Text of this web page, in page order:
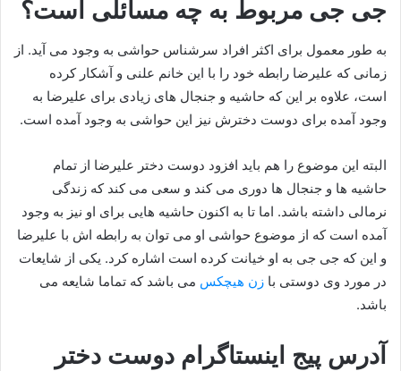
جی جی مربوط به چه مسائلی است؟
به طور معمول برای اکثر افراد سرشناس حواشی به وجود می آید. از
زمانی که علیرضا رابطه خود را با این خانم علنی و آشکار کرده
است، علاوه بر این که حاشیه و جنجال‌ های زیادی برای علیرضا به
وجود آمده برای دوست دخترش نیز این حواشی به وجود آمده است.
البته این موضوع را هم باید افزود دوست دختر علیرضا از تمام
حاشیه‌ ها و جنجال‌ ها دوری می کند و سعی می‌ کند که زندگی
نرمالی داشته باشد. اما تا به اکنون حاشیه‌ هایی برای او نیز به وجود
آمده است که از موضوع حواشی او می توان به رابطه اش با علیرضا
و این که جی جی به او خیانت کرده است اشاره کرد. یکی از شایعات
در مورد وی دوستی با زن هیچکس می باشد که تماما شایعه می
باشد.
آدرس پیج اینستاگرام دوست دختر